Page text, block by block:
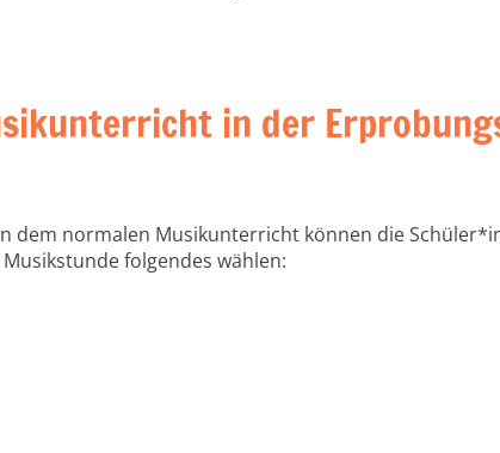
in der
dem normalen Musikunterricht können die
folgendes wählen: